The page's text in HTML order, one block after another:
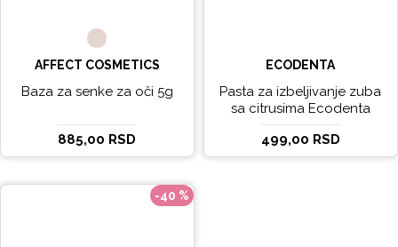
AFFECT COSMETICS
Baza za senke za oči 5g
885,00 RSD
ECODENTA
Pasta za izbeljivanje zuba
sa citrusima Ecodenta
EXPERT LINE EXCEPTIONAL
WHITENING 100ml
499,00 RSD
-40 %